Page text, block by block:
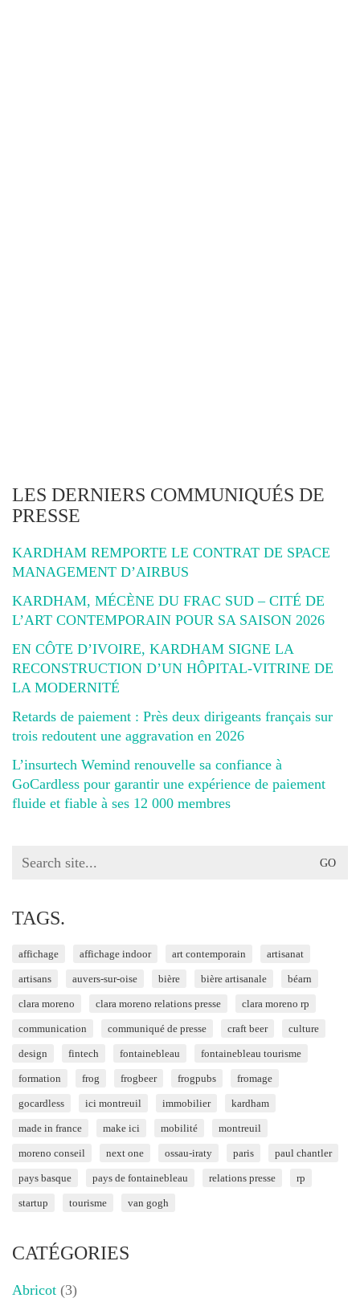
LES DERNIERS COMMUNIQUÉS DE
PRESSE
KARDHAM REMPORTE LE CONTRAT DE SPACE
MANAGEMENT D’AIRBUS
KARDHAM, MÉCÈNE DU FRAC SUD – CITÉ DE
L’ART CONTEMPORAIN POUR SA SAISON 2026
EN CÔTE D’IVOIRE, KARDHAM SIGNE LA
RECONSTRUCTION D’UN HÔPITAL-VITRINE DE
LA MODERNITÉ
Retards de paiement : Près deux dirigeants français sur
trois redoutent une aggravation en 2026
L’insurtech Wemind renouvelle sa confiance à
GoCardless pour garantir une expérience de paiement
fluide et fiable à ses 12 000 membres
Search
TAGS.
affichage affichage indoor art contemporain artisanat
artisans auvers-sur-oise bière bière artisanale béarn
clara moreno clara moreno relations presse clara moreno rp
communication communiqué de presse craft beer culture
design fintech fontainebleau fontainebleau tourisme
formation frog frogbeer frogpubs fromage
gocardless ici montreuil immobilier kardham
made in france make ici mobilité montreuil
moreno conseil next one ossau-iraty paris paul chantler
pays basque pays de fontainebleau relations presse rp
startup tourisme van gogh
CATÉGORIES
Abricot (3)